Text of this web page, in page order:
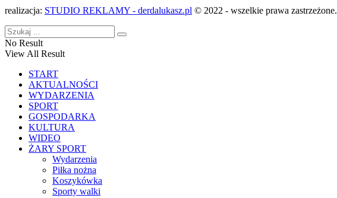
realizacja: STUDIO REKLAMY - derdalukasz.pl © 2022 - wszelkie prawa zastrzeżone.
No Result
View All Result
START
AKTUALNOŚCI
WYDARZENIA
SPORT
GOSPODARKA
KULTURA
WIDEO
ŻARY SPORT
Wydarzenia
Piłka nożna
Koszykówka
Sporty walki